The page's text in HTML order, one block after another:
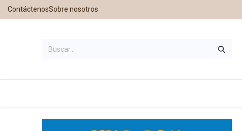
ContáctenosSobre nosotros